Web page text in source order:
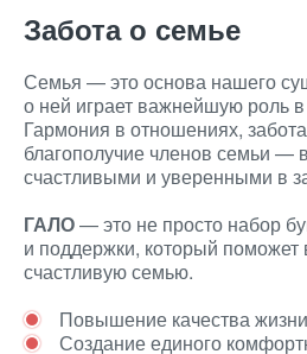
Забота о семье
Семья — это основа нашего
о ней играет важнейшую роль
Гармония в отношениях,
благополучие членов семьи —
счастливыми и уверенными в
ГАЛО— это не просто набор
и поддержки, который поможет
счастливую семью.
Повышение качества
Создание единого